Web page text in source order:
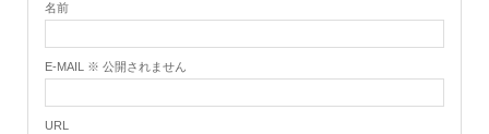
名前
E-MAIL ※ 公開されません
URL